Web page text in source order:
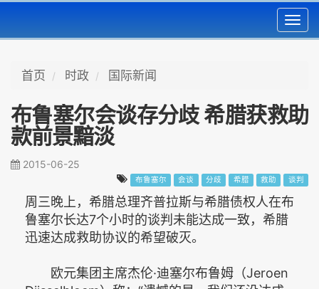
首页 时政 国际新闻
布鲁塞尔会谈存分歧 希腊获救助
款前景黯淡
2015-06-25
布鲁塞尔 会谈 分歧 希腊 救助 谈判
周三晚上，希腊总理齐普拉斯与希腊债权人在布
鲁塞尔长达7个小时的谈判未能达成一致，希腊
迅速达成救助协议的希望破灭。
欧元集团主席杰伦·迪塞尔布鲁姆（Jeroen